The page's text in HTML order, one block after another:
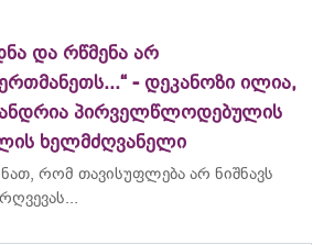
და რწმენა არ
- დეკანოზი ილია,
ანდრია პირველწლოდებულის
ხელმძღვანელი
რომ თავისუფლება არ ნიშნავს